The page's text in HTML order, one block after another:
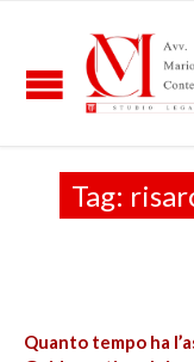
Tag:
Quanto tempo ha